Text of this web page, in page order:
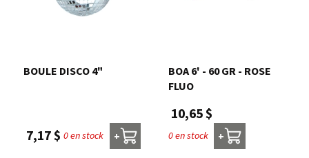
BOULE DISCO 4"
7,17 $ 0 en stock +
BOA 6' - 60 GR - ROSE
FLUO
10,65 $
0 en stock +